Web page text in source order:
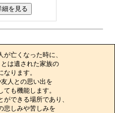
細を見る
が亡くなった時に、
は遺された家族の
なります。
人との思い出を
も機能します。
できる場所であり、
悲しみや苦しみを